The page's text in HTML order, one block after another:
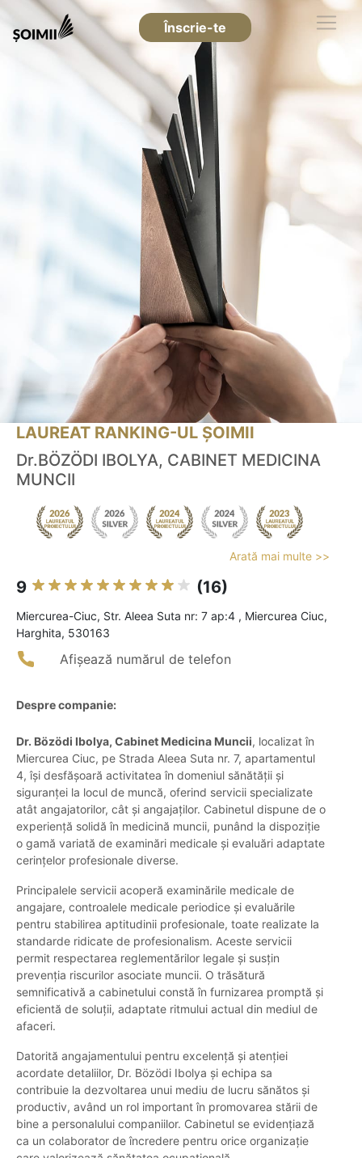
Înscrie-te
LAUREAT RANKING-UL ȘOIMII
Dr.BÖZÖDI IBOLYA, CABINET MEDICINA
MUNCII
Arată mai multe >>
9 (16)
Miercurea-Ciuc, Str. Aleea Suta nr: 7 ap:4 , Miercurea Ciuc,
Harghita, 530163
Afișează numărul de telefon
Despre companie:
Dr. Bözödi Ibolya, Cabinet Medicina Muncii, localizat în
Miercurea Ciuc, pe Strada Aleea Suta nr. 7, apartamentul
4, își desfășoară activitatea în domeniul sănătății și
siguranței la locul de muncă, oferind servicii specializate
atât angajatorilor, cât și angajaților. Cabinetul dispune de o
experiență solidă în medicină muncii, punând la dispoziție
o gamă variată de examinări medicale și evaluări adaptate
cerințelor profesionale diverse.
Principalele servicii acoperă examinările medicale de
angajare, controalele medicale periodice și evaluările
pentru stabilirea aptitudinii profesionale, toate realizate la
standarde ridicate de profesionalism. Aceste servicii
permit respectarea reglementărilor legale și susțin
prevenția riscurilor asociate muncii. O trăsătură
semnificativă a cabinetului constă în furnizarea promptă și
eficientă de soluții, adaptate ritmului actual din mediul de
afaceri.
Datorită angajamentului pentru excelență și atenției
acordate detaliilor, Dr. Bözödi Ibolya și echipa sa
contribuie la dezvoltarea unui mediu de lucru sănătos și
productiv, având un rol important în promovarea stării de
bine a personalului companiilor. Cabinetul se evidențiază
ca un colaborator de încredere pentru orice organizație